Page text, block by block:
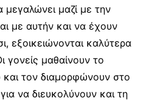
μεγαλώνει μαζί με την
με αυτήν και να έχουν
εξοικειώνονται καλύτερα
γονείς μαθαίνουν το
τον διαμορφώνουν στο
να διευκολύνουν και τη